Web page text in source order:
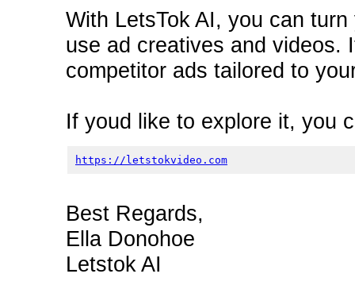
With LetsTok AI, you can
use ad creatives and videos.
competitor ads tailored to
If youd like to explore it, you
https://letstokvideo.com
Best Regards,
Ella Donohoe
Letstok AI